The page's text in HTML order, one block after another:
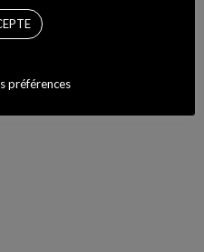
#45 Montemarco
préférences